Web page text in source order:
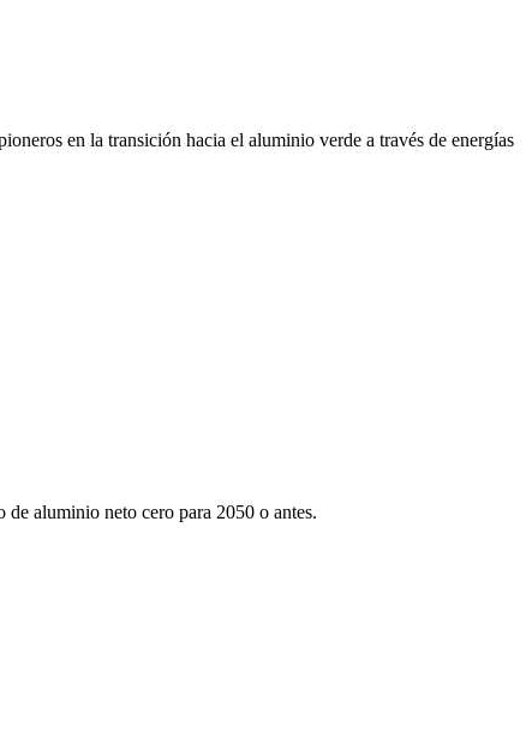
en la transición hacia el aluminio verde a través de energías
aluminio neto cero para 2050 o antes.